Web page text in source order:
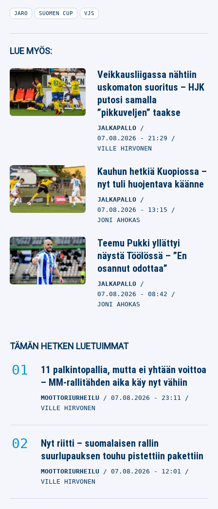
JARO SUOMEN CUP VJS
LUE MYÖS:
Veikkausliigassa nähtiin
uskomaton suoritus – HJK
putosi samalla
”pikkuveljen” taakse
JALKAPALLO
07.08.2026 - 21:29
VILLE HIRVONEN
Kauhun hetkiä Kuopiossa –
nyt tuli huojentava käänne
JALKAPALLO
07.08.2026 - 13:15
JONI AHOKAS
Teemu Pukki yllättyi
näystä Töölössä – ”En
osannut odottaa”
JALKAPALLO
07.08.2026 - 08:42
JONI AHOKAS
TÄMÄN HETKEN LUETUIMMAT
11 palkintopallia, mutta ei yhtään voittoa
– MM-rallitähden aika käy nyt vähiin
MOOTTORIURHEILU 07.08.2026 - 23:11
VILLE HIRVONEN
Nyt riitti – suomalaisen rallin
suurlupauksen touhu pistettiin pakettiin
MOOTTORIURHEILU 07.08.2026 - 12:01
VILLE HIRVONEN